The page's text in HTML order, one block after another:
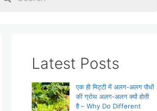
Latest Posts
एक ही मिट्टी में अलग-अलग पौधों
की ग्रोथ अलग-अलग क्यों होती
है – Why Do Different